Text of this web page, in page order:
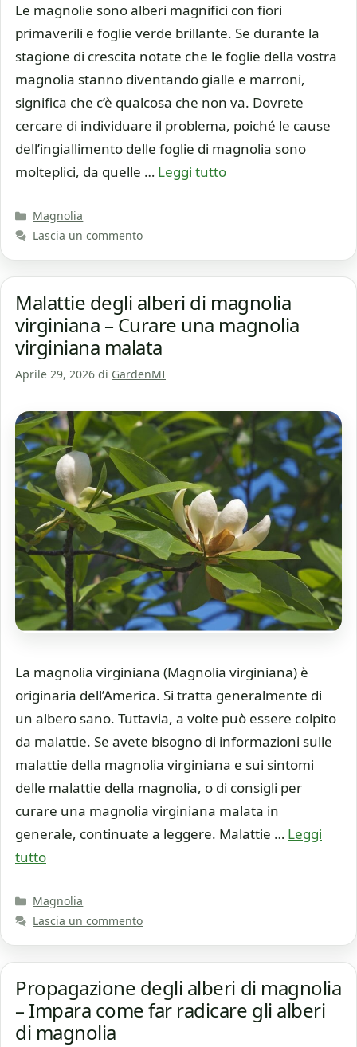
Le magnolie sono alberi magnifici con fiori
primaverili e foglie verde brillante. Se durante la
stagione di crescita notate che le foglie della vostra
magnolia stanno diventando gialle e marroni,
significa che c’è qualcosa che non va. Dovrete
cercare di individuare il problema, poiché le cause
dell’ingiallimento delle foglie di magnolia sono
molteplici, da quelle … Leggi tutto
Categorie
Magnolia
Lascia un commento
Malattie degli alberi di magnolia
virginiana – Curare una magnolia
virginiana malata
Aprile 29, 2026 di GardenMI
La magnolia virginiana (Magnolia virginiana) è
originaria dell’America. Si tratta generalmente di
un albero sano. Tuttavia, a volte può essere colpito
da malattie. Se avete bisogno di informazioni sulle
malattie della magnolia virginiana e sui sintomi
delle malattie della magnolia, o di consigli per
curare una magnolia virginiana malata in
generale, continuate a leggere. Malattie … Leggi
tutto
Categorie
Magnolia
Lascia un commento
Propagazione degli alberi di magnolia
– Impara come far radicare gli alberi
di magnolia